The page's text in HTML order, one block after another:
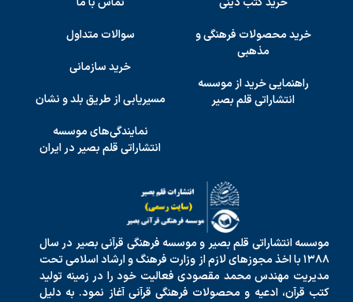
خرید محصولات فرهنگی و
مذهبی
راهنمایی خرید از موسسه
انتشاراتی قلم بصیر
سوالات متداول
خرید سازمانی
مسیریابی از طریق بلد و نشان
نمایندگی‌های موسسه
انتشاراتی قلم بصیر در ایران
موسسه انتشاراتی قلم بصیر و موسسه فرهنگی قرآنی بصیر در سال
۱۳۸۸ با اخذ مجوزهای لازم از وزارت فرهنگ و ارشاد اسلامی تحت
مدیریت مهندس محمد مقصودی فعالیت خود را در زمینه تولید
کتب قرآن، ادعیه و محصولات فرهنگی قرآنی آغاز نمود. به دلیل